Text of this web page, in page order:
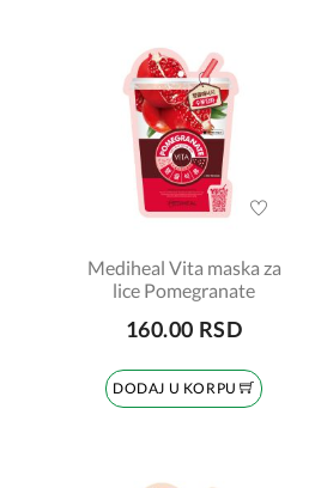
Mediheal Vita maska za
lice Pomegranate
160.00 RSD
DODAJ U KORPU